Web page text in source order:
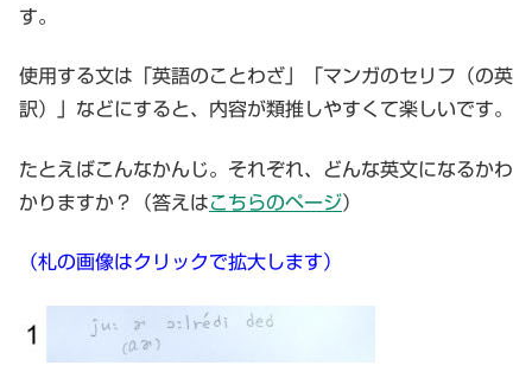
す。
使用する文は「英語のことわざ」「マンガのセリフ（の英
訳）」などにすると、内容が類推しやすくて楽しいです。
たとえばこんなかんじ。それぞれ、どんな英文になるかわ
かりますか？（答えはこちらのページ）
（札の画像はクリックで拡大します）